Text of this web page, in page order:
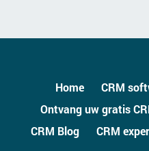
Home CRM
Ontvang uw gratis
CRM Blog
CRM